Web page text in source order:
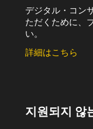
デジタル・コン
ただくために、
い。
詳細はこちら
지원되지 않